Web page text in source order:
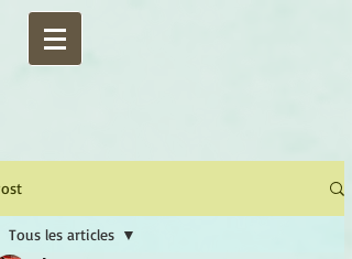
Tous les articles